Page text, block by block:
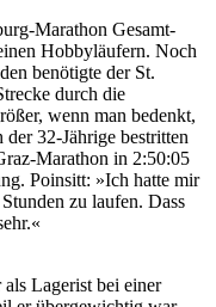
Marathon Gesamt-
Hobbyläufern. Noch
benötigte der St.
durch die
wenn man bedenkt,
der 32-Jährige bestritten
Marathon in 2:50:05
Poinsitt: »Ich hatte mir
zu laufen. Dass
Lagerist bei einer